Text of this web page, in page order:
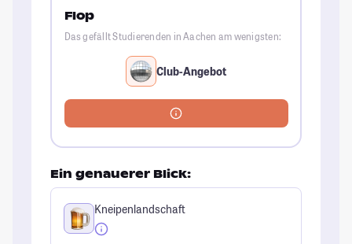
Flop
Das gefällt Studierenden in Aachen am wenigsten:
Club-Angebot
Ein genauerer Blick:
Kneipenlandschaft